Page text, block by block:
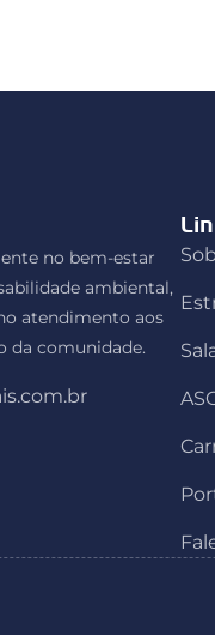
no bem-estar
ambiental,
atendimento aos
da comunidade.